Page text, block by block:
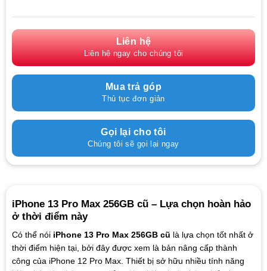
iPhone 13 Pro Max 256GB cũ – Lựa chọn hoàn hảo
ở thời điểm này
Có thể nóiiPhone 13 Pro Max 256GB cũ là lựa chọn tốt nhất ở
thời điểm hiện tại, bởi đây được xem là bản nâng cấp thành
công của iPhone 12 Pro Max. Thiết bị sở hữu nhiều tính năng
Liên hệ
Liên hệ ngay cho chúng tôi
Mua trả góp
Thủ tục đơn giản
Gọi lại cho tôi
Chúng tôi sẽ gọi lại ngay